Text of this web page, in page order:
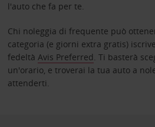
l'auto che fa per te.
Chi noleggia di frequente può
categoria (e giorni extra gratis)
fedeltà Avis Preferred. Ti basterà
un'orario, e troverai la tua auto a
attenderti.